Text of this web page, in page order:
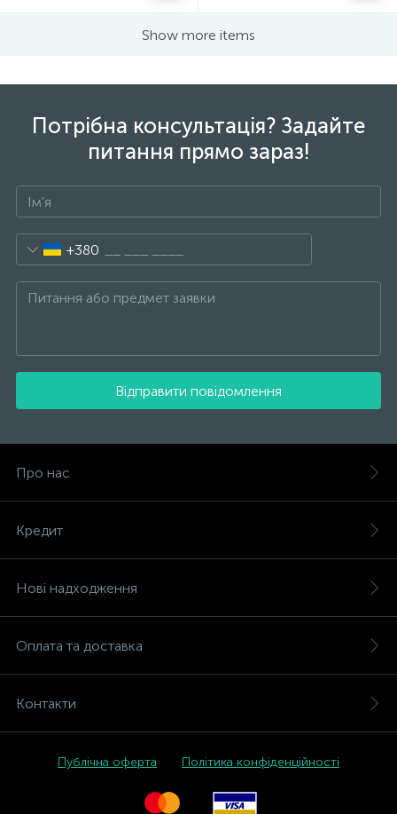
Show more items
Потрібна консультація? Задайте
питання прямо зараз!
+380
Відправити повідомлення
Про нас
Кредит
Нові надходження
Оплата та доставка
Контакти
Публічна оферта Політика конфіденційності